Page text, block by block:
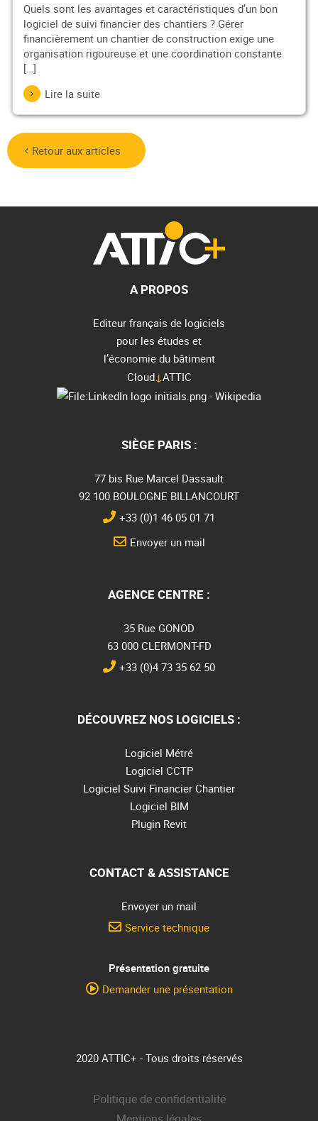
Quels sont les avantages et caractéristiques d’un bon
logiciel de suivi financier des chantiers ? Gérer
financièrement un chantier de construction exige une
organisation rigoureuse et une coordination constante
[…]
Lire la suite
Retour aux articles
A PROPOS
Editeur français de logiciels
pour les études et
l’économie du bâtiment
Cloud↓ ATTIC
SIÈGE PARIS :
77 bis Rue Marcel Dassault
92 100 BOULOGNE BILLANCOURT
+33 (0)1 46 05 01 71
Envoyer un mail
AGENCE CENTRE :
35 Rue GONOD
63 000 CLERMONT-FD
+33 (0)4 73 35 62 50
DÉCOUVREZ NOS LOGICIELS :
Logiciel Métré
Logiciel CCTP
Logiciel Suivi Financier Chantier
Logiciel BIM
Plugin Revit
CONTACT & ASSISTANCE
Envoyer un mail
Service technique
Présentation gratuite
Demander une présentation
2020 ATTIC+ - Tous droits réservés
Politique de confidentialité